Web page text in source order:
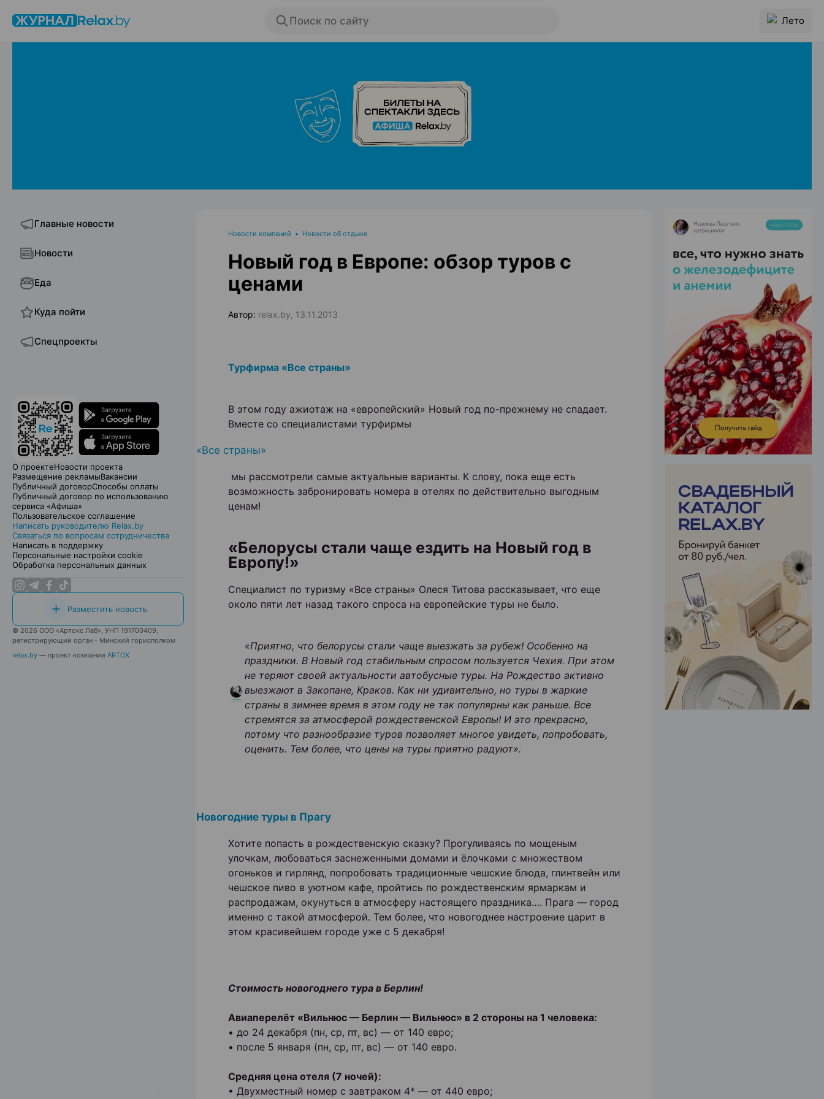
Поиск по сайту Лето
ЭФФЕКТИВНАЯ РЕКЛАМА НА САЙТЕ
Главные новости
Новости
Еда
Куда пойти
Спецпроекты
О проектеНовости проекта
Размещение рекламыВакансии
Публичный договорСпособы оплаты
Публичный договор по использованию
сервиса «Афиша»
Пользовательское соглашение
Написать руководителю Relax.by
Связаться по вопросам сотрудничества
Написать в поддержку
Персональные настройки cookie
Обработка персональных данных
Разместить новость
© 2026 ООО «Артокс Лаб», УНП 191700409,
регистрирующий орган - Минский горисполком
relax.by — проект компании ARTOX
Новости компаний • Новости об отдыхе
Новый год в Европе: обзор туров с
ценами
Автор: relax.by, 13.11.2013
Турфирма «Все страны»
В этом году ажиотаж на «европейский» Новый год по-прежнему не спадает.
Вместе со специалистами турфирмы
«Все страны»
мы рассмотрели самые актуальные варианты. К слову, пока еще есть
возможность забронировать номера в отелях по действительно выгодным
ценам!
«Белорусы стали чаще ездить на Новый год в
Европу!»
Специалист по туризму «Все страны» Олеся Титова рассказывает, что еще
около пяти лет назад такого спроса на европейские туры не было.
«Приятно, что белорусы стали чаще выезжать за рубеж! Особенно на
праздники. В Новый год стабильным спросом пользуется Чехия. При этом
не теряют своей актуальности автобусные туры. На Рождество активно
выезжают в Закопане, Краков. Как ни удивительно, но туры в жаркие
страны в зимнее время в этом году не так популярны как раньше. Все
стремятся за атмосферой рождественской Европы! И это прекрасно,
потому что разнообразие туров позволяет многое увидеть, попробовать,
оценить. Тем более, что цены на туры приятно радуют».
Новогодние туры в Прагу
Хотите попасть в рождественскую сказку? Прогуливаясь по мощеным
улочкам, любоваться заснеженными домами и ёлочками с множеством
огоньков и гирлянд, попробовать традиционные чешские блюда, глинтвейн или
чешское пиво в уютном кафе, пройтись по рождественским ярмаркам и
распродажам, окунуться в атмосферу настоящего праздника…. Прага — город
именно с такой атмосферой. Тем более, что новогоднее настроение царит в
этом красивейшем городе уже с 5 декабря!
Стоимость новогоднего тура в Берлин!
Авиаперелёт «Вильнюс — Берлин — Вильнюс» в 2 стороны на 1 человека:
• до 24 декабря (пн, ср, пт, вс) — от 140 евро;
• после 5 января (пн, ср, пт, вс) — от 140 евро.
Средняя цена отеля (7 ночей):
• Двухместный номер с завтраком 4* — от 440 евро;
ЭФФЕКТИВНАЯ РЕКЛАМА НА САЙТЕ
ЭФФЕКТИВНАЯ РЕКЛАМА НА САЙТЕ